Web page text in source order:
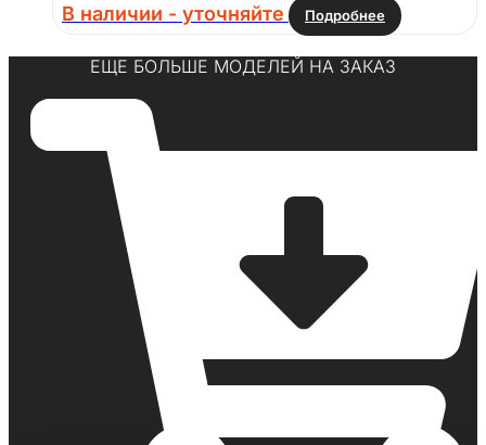
В наличии - уточняйте Подробнее
ЕЩЕ БОЛЬШЕ МОДЕЛЕЙ НА ЗАКАЗ